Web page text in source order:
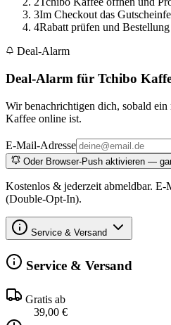
3Im Checkout das
4Rabatt prüfen und
Deal-Alarm
Deal-Alarm für Tchibo
Wir benachrichtigen dich, sobald
Kaffee online ist.
E-Mail-Adresse
Oder Browser-Push aktivieren —
Kostenlos & jederzeit abmeldbar.
(Double-Opt-In).
Service & Versand
Service & Versand
Gratis ab
39,00 €